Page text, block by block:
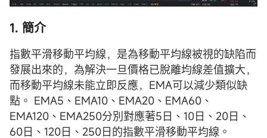
1. 簡介
指數平滑移動平均線，是為移動平均線被視的缺陷而
發展出來的，為解決一旦價格已脫離均線差值擴大，
而移動平均線未能立即反應，EMA可以減少類似缺
點。 EMA5、EMA10、EMA20、EMA60、
EMA120、EMA250分別對應著5日、10日、20日、
60日、120日、250日的指數平滑移動平均線。